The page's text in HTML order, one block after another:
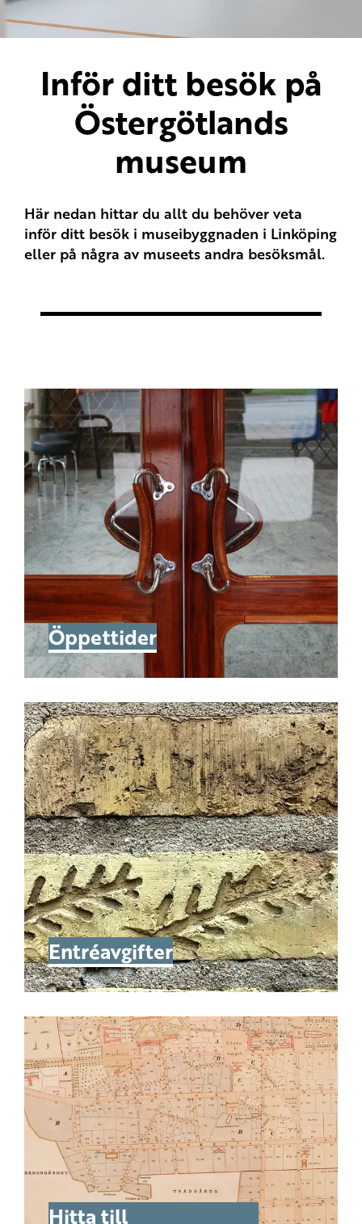
Inför ditt besök på
Östergötlands
museum
Här nedan hittar du allt du behöver veta
inför ditt besök i museibyggnaden i Linköping
eller på några av museets andra besöksmål.
Öppettider
Entréavgifter
Hitta till